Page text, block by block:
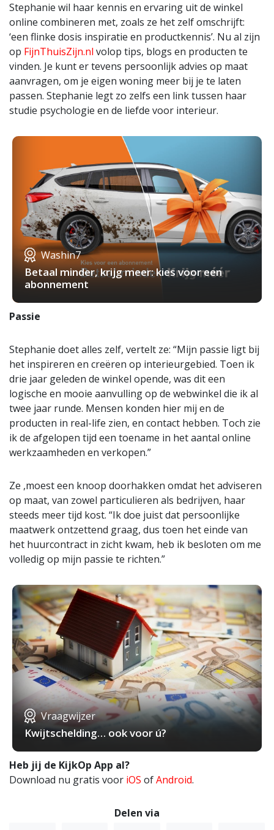
Stephanie wil haar kennis en ervaring uit de winkel
online combineren met, zoals ze het zelf omschrijft:
‘een flinke dosis inspiratie en productkennis’. Nu al zijn
op FijnThuisZijn.nl volop tips, blogs en producten te
vinden. Je kunt er tevens persoonlijk advies op maat
aanvragen, om je eigen woning meer bij je te laten
passen. Stephanie legt zo zelfs een link tussen haar
studie psychologie en de liefde voor interieur.
Washin7
Betaal minder, krijg meer: kies voor een
abonnement
Passie
Stephanie doet alles zelf, vertelt ze: “Mijn passie ligt bij
het inspireren en creëren op interieurgebied. Toen ik
drie jaar geleden de winkel opende, was dit een
logische en mooie aanvulling op de webwinkel die ik al
twee jaar runde. Mensen konden hier mij en de
producten in real-life zien, en contact hebben. Toch zie
ik de afgelopen tijd een toename in het aantal online
werkzaamheden en verkopen.”
Ze ,moest een knoop doorhakken omdat het adviseren
op maat, van zowel particulieren als bedrijven, haar
steeds meer tijd kost. “Ik doe juist dat persoonlijke
maatwerk ontzettend graag, dus toen het einde van
het huurcontract in zicht kwam, heb ik besloten om me
volledig op mijn passie te richten.”
Vraagwijzer
Kwijtschelding… ook voor ú?
Heb jij de KijkOp App al?
Download nu gratis voor iOS ofAndroid.
Delen via